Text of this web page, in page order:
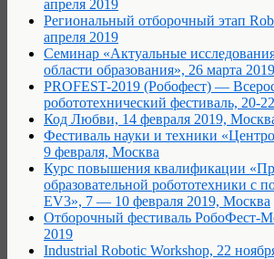
апреля 2019
Региональный отборочный этап
апреля 2019
Семинар «Актуальные
области образования», 26 марта
PROFEST-2019 (Робофест) —
робототехнический фестиваль, 20-
Код Любви, 14 февраля 2019,
Фестиваль науки и техники
9 февраля, Москва
Курс повышения квалификации
образовательной робототехники с
EV3», 7 — 10 февраля 2019, Москва
Отборочный фестиваль РобоФест-
2019
Industrial Robotic Workshop, 22